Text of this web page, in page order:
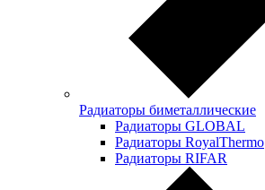
Радиаторы биметаллические
Радиаторы GLOBAL
Радиаторы RoyalThermo
Радиаторы RIFAR